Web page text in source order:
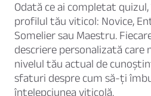
Odată ce ai completat
profilul tău viticol: Novice,
Somelier sau Maestru.
descriere personalizată care
nivelul tău actual de
sfaturi despre cum să-ți
înțelepciunea viticolă.